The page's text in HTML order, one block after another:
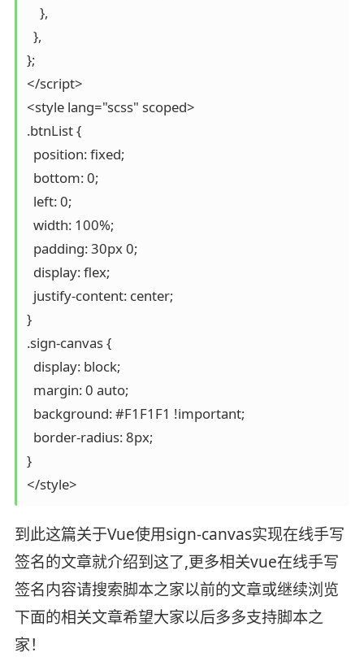
    },
  },
};
</script>
<style lang="scss" scoped>
.btnList {
  position: fixed;
  bottom: 0;
  left: 0;
  width: 100%;
  padding: 30px 0;
  display: flex;
  justify-content: center;
}
.sign-canvas {
  display: block;
  margin: 0 auto;
  background: #F1F1F1 !important;
  border-radius: 8px;
}
</style>
到此这篇关于Vue使用sign-canvas实现在线手写
签名的文章就介绍到这了,更多相关vue在线手写
签名内容请搜索脚本之家以前的文章或继续浏览
下面的相关文章希望大家以后多多支持脚本之
家！